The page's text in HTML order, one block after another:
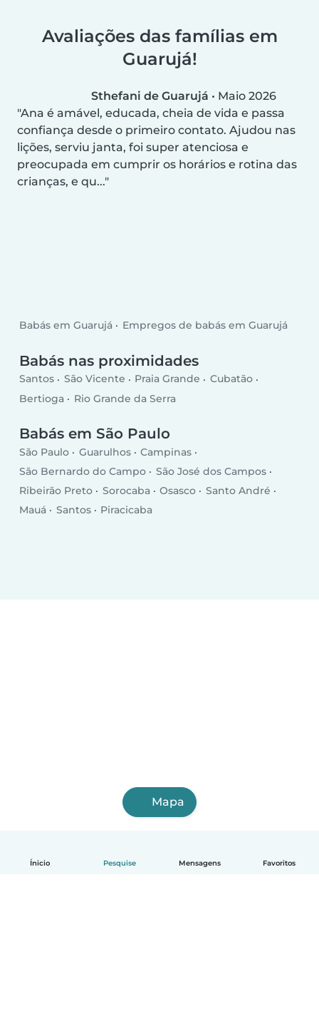
Ínicio Pesquise Mensagens Favoritos
Avaliações das famílias em
Guarujá!
Sthefani de Guarujá • Maio 2026
Ana é amável, educada, cheia de vida e passa
confiança desde o primeiro contato. Ajudou nas
lições, serviu janta, foi super atenciosa e
preocupada em cumprir os horários e rotina das
crianças, e qu...
Babás em Guarujá Empregos de babás em Guarujá
Babás nas proximidades
Santos São Vicente Praia Grande
Cubatão
Bertioga
Rio Grande da Serra
Babás em São Paulo
São Paulo Guarulhos
Campinas
São Bernardo do Campo
São José dos Campos
Ribeirão Preto
Sorocaba Osasco
Santo André
Mauá
Santos Piracicaba
Mapa